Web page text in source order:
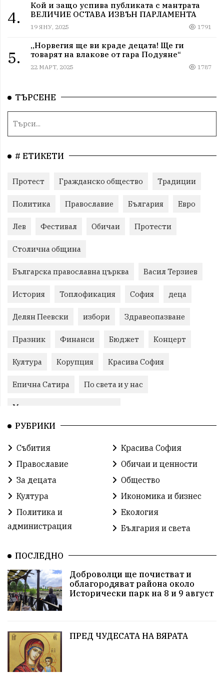
4.
Кой и защо успива публиката с мантрата
ВЕЛИЧИЕ ОСТАВА ИЗВЪН ПАРЛАМЕНТА
19 ЯНУ, 2025 1791
5.
„Норвегия ще ви краде децата! Ще ги
товарят на влакове от гара Подуяне“
22 МАРТ, 2025 1787
ТЪРСЕНЕ
# ЕТИКЕТИ
Протест Гражданско общество Традиции
Политика Православие България Евро
Лев Фестивал Обичаи Протести
Столична община
Българска православна църква Васил Терзиев
История Топлофикация София деца
Делян Пеевски избори Здравеопазване
Празник Финанси Бюджет Концерт
Култура Корупция Красива София
Епична Сатира По света и у нас
Международни отношения
конституционен съд
българската общност Исторически парк
Доброволци Слатина
Икономика Красива България измама
Европа Актуално Туризъм Бизнес
абсурд Здравословно хранене
Коледа Чиста София
Софийски общински съвет
РУБРИКИ
Събития
Красива София
Православие
Обичаи и ценности
За децата
Общество
Култура
Икономика и бизнес
Политика и
администрация
Екология
България и света
ПОСЛЕДНО
Доброволци ще почистват и
облагородяват района около
Исторически парк на 8 и 9 август
ПРЕД ЧУДЕСАТА НА ВЯРАТА